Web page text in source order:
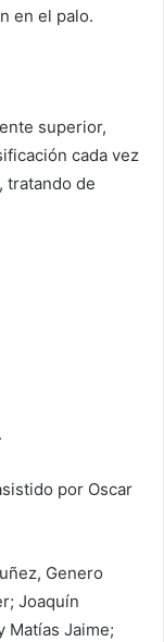
en el palo.
superior,
cada vez
tratando de
por Oscar
Genero
Joaquín
Matías Jaime;